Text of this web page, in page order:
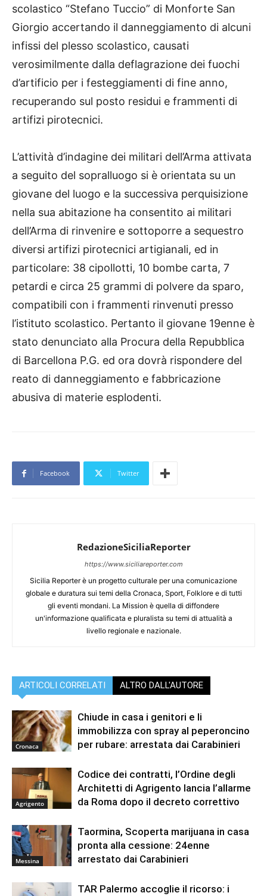
scolastico “Stefano Tuccio” di Monforte San
Giorgio accertando il danneggiamento di alcuni
infissi del plesso scolastico, causati
verosimilmente dalla deflagrazione dei fuochi
d’artificio per i festeggiamenti di fine anno,
recuperando sul posto residui e frammenti di
artifizi pirotecnici.
L’attività d’indagine dei militari dell’Arma attivata
a seguito del sopralluogo si è orientata su un
giovane del luogo e la successiva perquisizione
nella sua abitazione ha consentito ai militari
dell’Arma di rinvenire e sottoporre a sequestro
diversi artifizi pirotecnici artigianali, ed in
particolare: 38 cipollotti, 10 bombe carta, 7
petardi e circa 25 grammi di polvere da sparo,
compatibili con i frammenti rinvenuti presso
l’istituto scolastico. Pertanto il giovane 19enne è
stato denunciato alla Procura della Repubblica
di Barcellona P.G. ed ora dovrà rispondere del
reato di danneggiamento e fabbricazione
abusiva di materie esplodenti.
Facebook Twitter
RedazioneSiciliaReporter
https://www.siciliareporter.com
Sicilia Reporter è un progetto culturale per una comunicazione
globale e duratura sui temi della Cronaca, Sport, Folklore e di tutti
gli eventi mondani. La Mission è quella di diffondere
un'informazione qualificata e pluralista su temi di attualità a
livello regionale e nazionale.
ARTICOLI CORRELATI ALTRO DALL'AUTORE
Cronaca
Chiude in casa i genitori e li
immobilizza con spray al peperoncino
per rubare: arrestata dai Carabinieri
Agrigento
Codice dei contratti, l’Ordine degli
Architetti di Agrigento lancia l’allarme
da Roma dopo il decreto correttivo
Messina
Taormina, Scoperta marijuana in casa
pronta alla cessione: 24enne
arrestato dai Carabinieri
TAR Palermo accoglie il ricorso: i